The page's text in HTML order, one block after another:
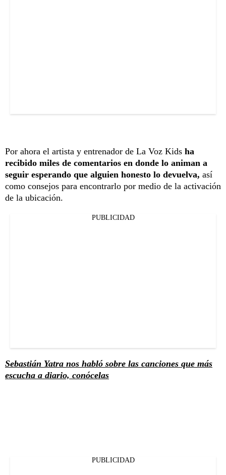
Por ahora el artista y entrenador de La Voz Kids ha
recibido miles de comentarios en donde lo animan a
seguir esperando que alguien honesto lo devuelva, así
como consejos para encontrarlo por medio de la activación
de la ubicación.
PUBLICIDAD
Sebastián Yatra nos habló sobre las canciones que más
escucha a diario, conócelas
PUBLICIDAD